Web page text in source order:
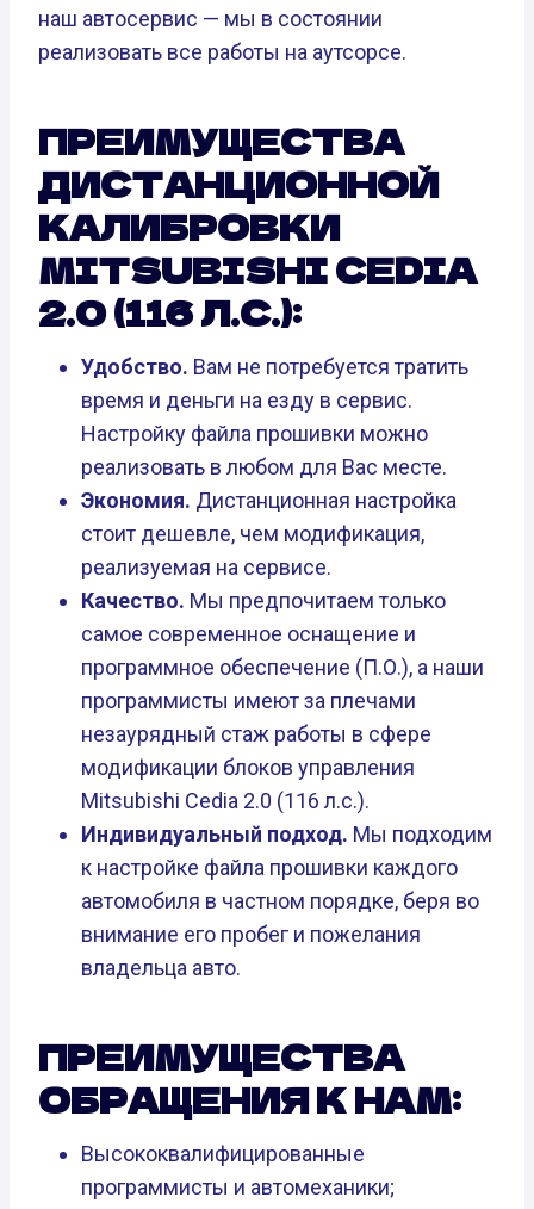
наш автосервис — мы в состоянии
реализовать все работы на аутсорсе.
ПРЕИМУЩЕСТВА
ДИСТАНЦИОННОЙ
КАЛИБРОВКИ
MITSUBISHI CEDIA
2.0 (116 Л.С.):
Удобство. Вам не потребуется тратить
время и деньги на езду в сервис.
Настройку файла прошивки можно
реализовать в любом для Вас месте.
Экономия. Дистанционная настройка
стоит дешевле, чем модификация,
реализуемая на сервисе.
Качество. Мы предпочитаем только
самое современное оснащение и
программное обеспечение (П.О.), а наши
программисты имеют за плечами
незаурядный стаж работы в сфере
модификации блоков управления
Mitsubishi Cedia 2.0 (116 л.с.).
Индивидуальный подход. Мы подходим
к настройке файла прошивки каждого
автомобиля в частном порядке, беря во
внимание его пробег и пожелания
владельца авто.
ПРЕИМУЩЕСТВА
ОБРАЩЕНИЯ К НАМ:
Высококвалифицированные
программисты и автомеханики;